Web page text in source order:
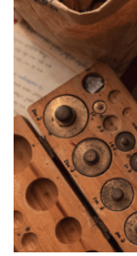
ค้นหา
SHARE